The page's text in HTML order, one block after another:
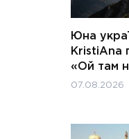
Юна
KristiAna
«Ой там
07.08.2026